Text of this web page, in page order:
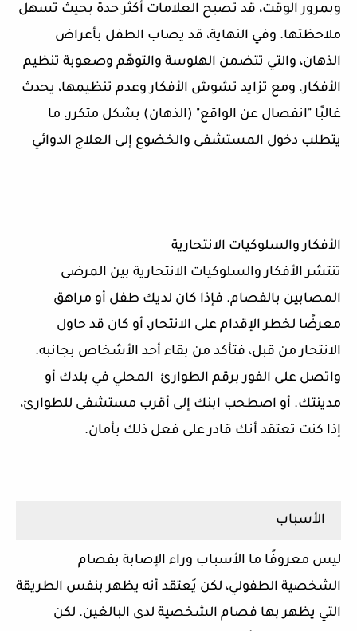
وبمرور الوقت، قد تصبح العلامات أكثر حدة بحيث تسهل
ملاحظتها. وفي النهاية، قد يصاب الطفل بأعراض
الذهان، والتي تتضمن الهلوسة والتوهّم وصعوبة تنظيم
الأفكار. ومع تزايد تشوش الأفكار وعدم تنظيمها، يحدث
غالبًا "انفصال عن الواقع" (الذهان) بشكل متكرر، ما
يتطلب دخول المستشفى والخضوع إلى العلاج الدوائي
الأفكار والسلوكيات الانتحارية
تنتشر الأفكار والسلوكيات الانتحارية بين المرضى
المصابين بالفصام. فإذا كان لديك طفل أو مراهق
معرضًا لخطر الإقدام على الانتحار، أو كان قد حاول
الانتحار من قبل، فتأكد من بقاء أحد الأشخاص بجانبه.
واتصل على الفور برقم الطوارئ المحلي في بلدك أو
مدينتك. أو اصطحب ابنك إلى أقرب مستشفى للطوارئ،
إذا كنت تعتقد أنك قادر على فعل ذلك بأمان.
الأسباب
ليس معروفًا ما الأسباب وراء الإصابة بفصام
الشخصية الطفولي، لكن يُعتقد أنه يظهر بنفس الطريقة
التي يظهر بها فصام الشخصية لدى البالغين. لكن